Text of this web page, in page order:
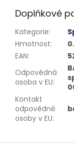
Doplňkové
Kategorie:
Hmotnost:
EAN:
Odpovědná
osoba v EU:
Kontakt
odpovědné
osoby v EU:
Z